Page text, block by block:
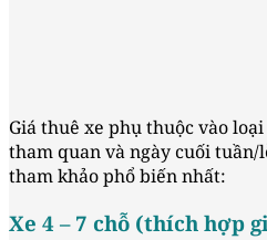
Giá thuê xe phụ thuộc vào
tham quan và ngày cuối
tham khảo phổ biến nhất:
Xe 4 – 7 chỗ (thích hợp